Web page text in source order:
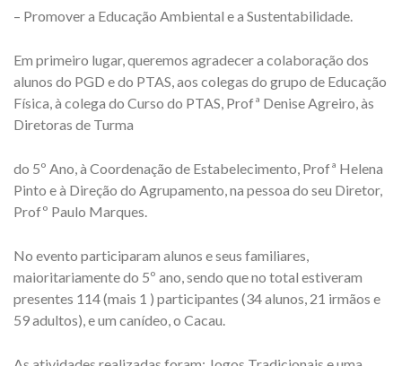
– Promover a Educação Ambiental e a Sustentabilidade.
Em primeiro lugar, queremos agradecer a colaboração dos
alunos do PGD e do PTAS, aos colegas do grupo de Educação
Física, à colega do Curso do PTAS, Profª Denise Agreiro, às
Diretoras de Turma
do 5º Ano, à Coordenação de Estabelecimento, Profª Helena
Pinto e à Direção do Agrupamento, na pessoa do seu Diretor,
Profº Paulo Marques.
No evento participaram alunos e seus familiares,
maioritariamente do 5º ano, sendo que no total estiveram
presentes 114 (mais 1 ) participantes (34 alunos, 21 irmãos e
59 adultos), e um canídeo, o Cacau.